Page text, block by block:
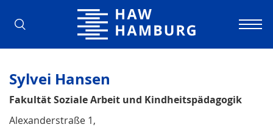
Hochschule für Angewandte
Sylvei Hansen
Fakultät Soziale Arbeit und Kindheitspädagogik
Alexanderstraße 1,